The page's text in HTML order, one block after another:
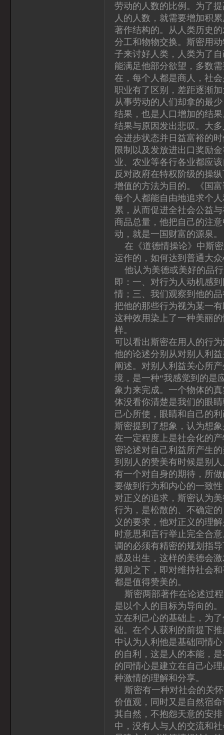
劳动的人数的比例。为了
人的人数，就需要增加积
著作结构的。从人类历史
分工和物物交换。斯密用
子来讨好人类，人类为了
能满足他部分欲望，多数
在，每个人都是商人，社
职业有了区别，差距逐渐
从事劳动的人们却拿的最
结果，也是人口增加的结
结果与原因发出悲叹。大
会进步状态并日益富裕的
限制以及发放进出口奖励
业、农业等各行各业都应
反对政府在特权阶级的操
增值的方法为目的。《国
每个人都能自由地追求个
累，从而促进全社会公益
商品总量，他把自己的注
动，就是一国财富的源泉。
在《道德情操论》中斯密
运作的，如何达到普通大
他认为美德或美好的品行
即：一、对行为人动机感
情；三、我们观察到他的
把他的那些行为视为某一
这种效用染上了一种美丽
样。
可以看出斯密在用人的行
他的论述分别从对别人利
阐述。对别人利益关心所
境，是一种“我感觉到的是
象力来完成。一个物体的
体没看你清楚是我们的眼
己心所使，眼睛和自己的
斯密提到了想象，认为想
在一定程度上是社会化的
密论述对自己利益所产生
到别人的赞美有时候是别
有一个对自身的期待，所
要做到行为和内心的一致
对正义的追求，斯密认为
行为，是松散的、不确定
义的要求，他对正义的理
时意思和言行举止完全合
调的必须有精密的规划指
感及出生，这样的美德会
规则之下，即对维持社会
都是值得赞美的。
斯密两部著作在论述过程
是以个人的目标为导向的
立在利己心的基础上，为
础。在个人获利的前提下
中认为人利他是基础同情
的自利，这是人的本能，
的同情心是建立在自己心
种激情的理解和分享。
斯密有一种对社会的关怀
价值观，同时又是自然宿
其自然，不抱怨天意的安
中，没有人与人的交流和